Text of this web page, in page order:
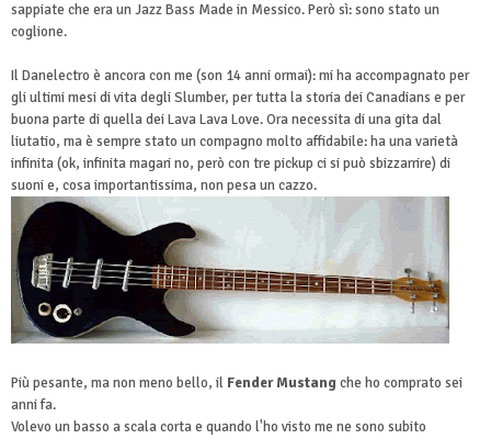
sappiate che era un Jazz Bass Made in Messico. Però sì: sono stato un
coglione.
Il Danelectro è ancora con me (son 14 anni ormai): mi ha accompagnato per
gli ultimi mesi di vita degli Slumber, per tutta la storia dei Canadians e per
buona parte di quella dei Lava Lava Love. Ora necessita di una gita dal
liutatio, ma è sempre stato un compagno molto affidabile: ha una varietà
infinita (ok, infinita magari no, però con tre pickup ci si può sbizzarrire) di
suoni e, cosa importantissima, non pesa un cazzo.
Più pesante, ma non meno bello, il Fender Mustangche ho comprato sei
anni fa.
Volevo un basso a scala corta e quando l'ho visto me ne sono subito